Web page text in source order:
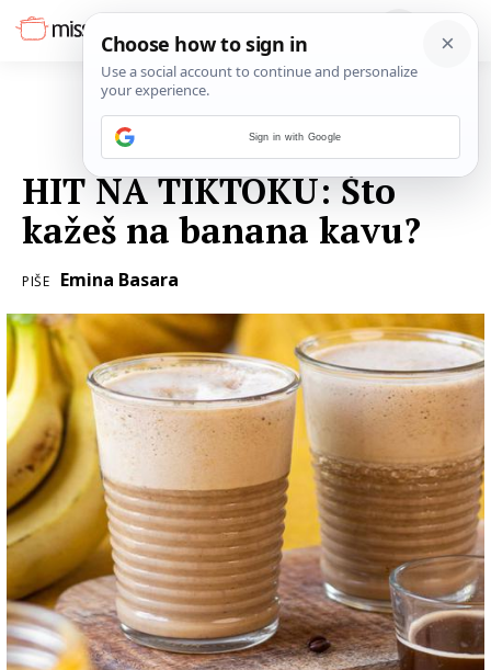
HIT NA TIKTOKU: Što
kažeš na banana kavu?
PIŠE Emina Basara
Sign in with Google